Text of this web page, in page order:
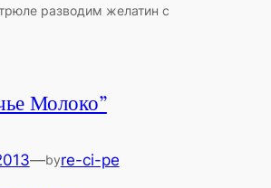
разводим желатин с
Молоко”
—byre-ci-pe